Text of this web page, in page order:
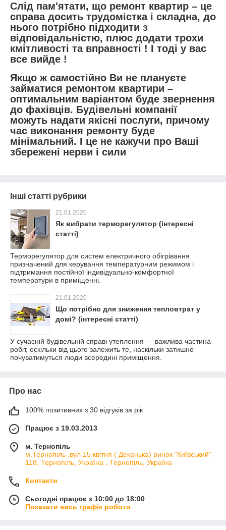
Слід пам'ятати, що ремонт квартир – це
справа досить трудомістка і складна, до
нього потрібно підходити з
відповідальністю, плюс додати трохи
кмітливості та вправності ! І тоді у вас
все вийде !
Якщо ж самостійно Ви не плануєте
займатися ремонтом квартири –
оптимальним варіантом буде звернення
до фахівців. Будівельні компанії
можуть надати якісні послуги, причому
час виконання ремонту буде
мінімальний. І це не кажучи про Ваші
збережені нерви і сили
Інші статті рубрики
21.01.2020
Як вибрати терморегулятор (інтересні
статті)
Терморегулятор для систем електричного обігрівання
призначений для керування температурним режимом і
підтримання постійної індивідуально-комфортної
температури в приміщенні.
21.01.2020
Що потрібно для зниження тепловтрат у
домі? (інтересні статті)
У сучасній будівельній справі утеплення — важлива частина
робіт, оскільки від цього залежить те, наскільки затишно
почуватимуться люди всередині приміщення.
Про нас
100% позитивних з 30 відгуків за рік
Працює з 19.03.2013
м. Тернопіль
м.Тернопіль .вул 15 квітня ( Деканька) ринок "Київський"
118, Тернопіль, Україна , Тернопіль, Україна
Контакти
Сьогодні працює з 10:00 до 18:00
Показати весь графік роботи